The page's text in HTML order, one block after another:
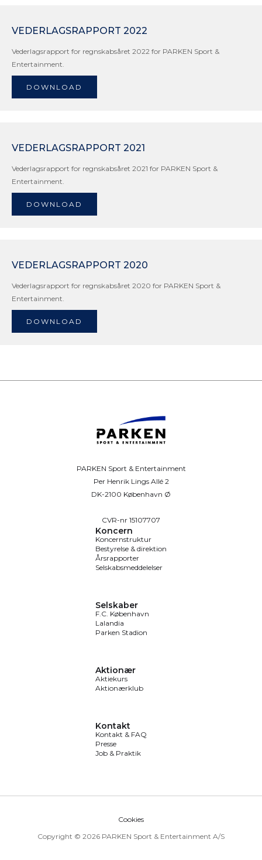
VEDERLAGSRAPPORT 2022
Vederlagsrapport for regnskabsåret 2022 for PARKEN Sport &
Entertainment.
DOWNLOAD
VEDERLAGSRAPPORT 2021
Vederlagsrapport for regnskabsåret 2021 for PARKEN Sport &
Entertainment.
DOWNLOAD
VEDERLAGSRAPPORT 2020
Vederlagsrapport for regnskabsåret 2020 for PARKEN Sport &
Entertainment.
DOWNLOAD
PARKEN Sport & Entertainment
Per Henrik Lings Allé 2
DK-2100 København Ø
CVR-nr 15107707
Koncern
Koncernstruktur
Bestyrelse & direktion
Årsrapporter
Selskabsmeddelelser
Selskaber
F.C. København
Lalandia
Parken Stadion
Aktionær
Aktiekurs
Aktionærklub
Kontakt
Kontakt & FAQ
Presse
Job & Praktik
Cookies
Copyright © 2026 PARKEN Sport & Entertainment A/S